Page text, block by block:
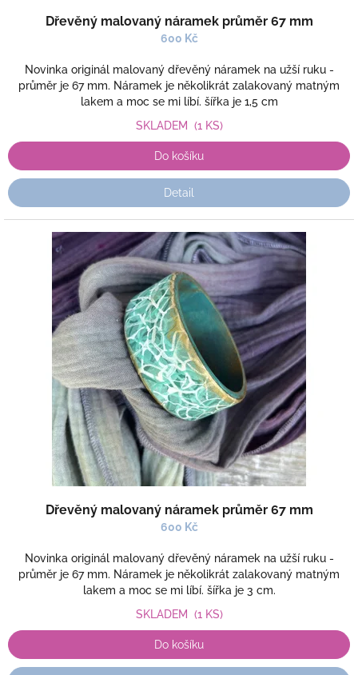
Dřevěný malovaný náramek průměr 67 mm
600 Kč
Novinka originál malovaný dřevěný náramek na užší ruku -
průměr je 67 mm. Náramek je několikrát zalakovaný matným
lakem a moc se mi líbí. šířka je 1,5 cm
SKLADEM (1 KS)
Do košíku
Detail
Dřevěný malovaný náramek průměr 67 mm
600 Kč
Novinka originál malovaný dřevěný náramek na užší ruku -
průměr je 67 mm. Náramek je několikrát zalakovaný matným
lakem a moc se mi líbí. šířka je 3 cm.
SKLADEM (1 KS)
Do košíku